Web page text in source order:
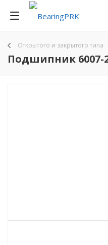
Открытого и закрытого типа
Подшипник 6007-